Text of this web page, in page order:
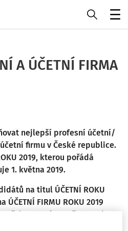
A ÚČETNÍ FIRMA
nejlepší profesní účetní/
firmu v České republice.
2019, kterou pořádá
1. května 2019.
na titul ÚČETNÍ ROKU
FIRMU ROKU 2019
veřejnost, tak zaměstnanci